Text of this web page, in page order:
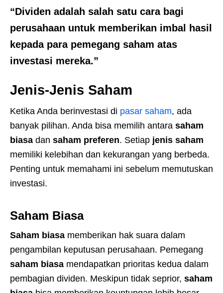
“Dividen adalah salah satu cara bagi
perusahaan untuk memberikan imbal hasil
kepada para pemegang saham atas
investasi mereka.”
Jenis-Jenis Saham
Ketika Anda berinvestasi di pasar saham, ada
banyak pilihan. Anda bisa memilih antara saham
biasa dan saham preferen. Setiap jenis saham
memiliki kelebihan dan kekurangan yang berbeda.
Penting untuk memahami ini sebelum memutuskan
investasi.
Saham Biasa
Saham biasa memberikan hak suara dalam
pengambilan keputusan perusahaan. Pemegang
saham biasa mendapatkan prioritas kedua dalam
pembagian dividen. Meskipun tidak seprior, saham